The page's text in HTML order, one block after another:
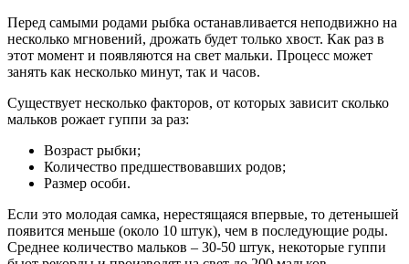
Перед самыми родами рыбка останавливается неподвижно на
несколько мгновений, дрожать будет только хвост. Как раз в
этот момент и появляются на свет мальки. Процесс может
занять как несколько минут, так и часов.
Существует несколько факторов, от которых зависит сколько
мальков рожает гуппи за раз:
Возраст рыбки;
Количество предшествовавших родов;
Размер особи.
Если это молодая самка, нерестящаяся впервые, то детенышей
появится меньше (около 10 штук), чем в последующие роды.
Среднее количество мальков – 30-50 штук, некоторые гуппи